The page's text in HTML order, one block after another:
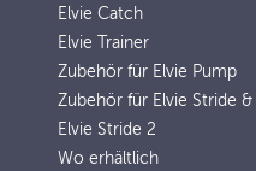
Elvie Catch
Elvie Trainer
Zubehör für Elvie Pump
Zubehör für Elvie Stride &
Elvie Stride 2
Wo erhältlich